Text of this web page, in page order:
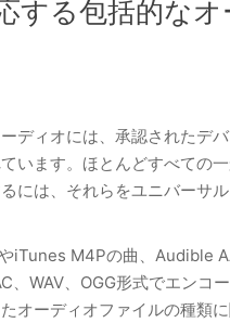
する包括的な
ディオには、承認されたデ
います。ほとんどすべての
には、それらをユニバーサ
iTunes M4Pの曲、Audible
、WAV、OGG形式でエンコ
オーディオファイルの種類